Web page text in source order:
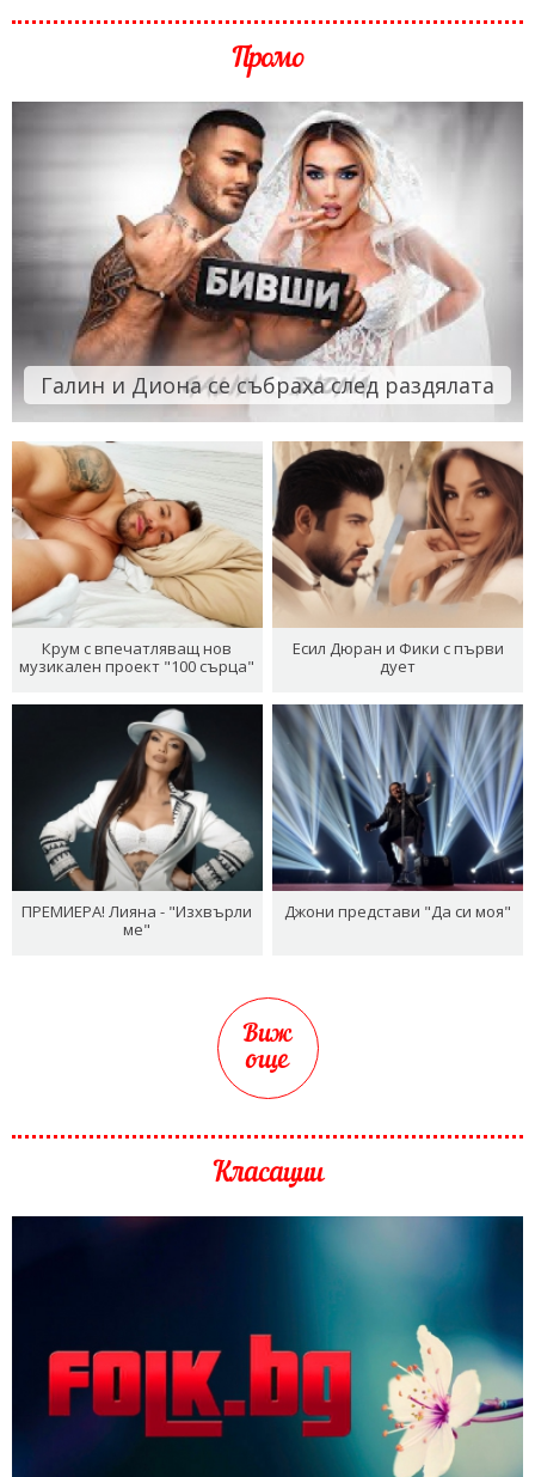
Промо
Галин и Диона се събраха след раздялата
Крум с впечатляващ нов
музикален проект "100 сърца"
Есил Дюран и Фики с първи
дует
ПРЕМИЕРА! Лияна - "Изхвърли
ме"
Джони представи "Да си моя"
Виж
още
Класации